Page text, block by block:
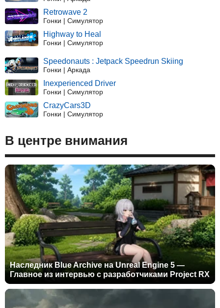
Retrowave 2
Гонки | Симулятор
Highway to Heal
Гонки | Симулятор
Speedonauts : Jetpack Speedrun Skiing
Гонки | Аркада
Inexperienced Driver
Гонки | Симулятор
CrazyCars3D
Гонки | Симулятор
В центре внимания
Наследник Blue Archive на Unreal Engine 5 —
Главное из интервью с разработчиками Project RX